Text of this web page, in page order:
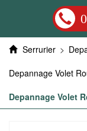
Serrurier >
Depannage Volet
Depannage Volet